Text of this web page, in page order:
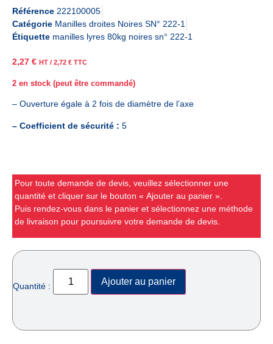
Référence 222100005
Catégorie Manilles droites Noires SN° 222-1
Étiquette manilles lyres 80kg noires sn° 222-1
2,27 € HT / 2,72 € TTC
2 en stock (peut être commandé)
– Ouverture égale à 2 fois de diamètre de l’axe
– Coefficient de sécurité : 5
Pour toute demande de devis, veuillez sélectionner une
quantité et cliquer sur le bouton « Ajouter au panier ».
Puis rendez-vous dans le panier et sélectionnez une méthode
de livraison pour poursuivre votre demande de devis.
Quantité : Ajouter au panier